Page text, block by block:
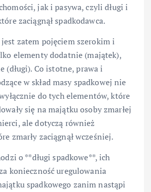
jak i pasywa, czyli długi i
zaciągnął spadkodawca.
jest zatem pojęciem szerokim i
elementy dodatnie (majątek),
(długi). Co istotne, prawa i
w skład masy spadkowej nie
do tych elementów, które
się na majątku osoby zmarłej
ale dotyczą również
zmarły zaciągnął wcześniej.
o **długi spadkowe**, ich
konieczność uregulowania
spadkowego zanim nastąpi